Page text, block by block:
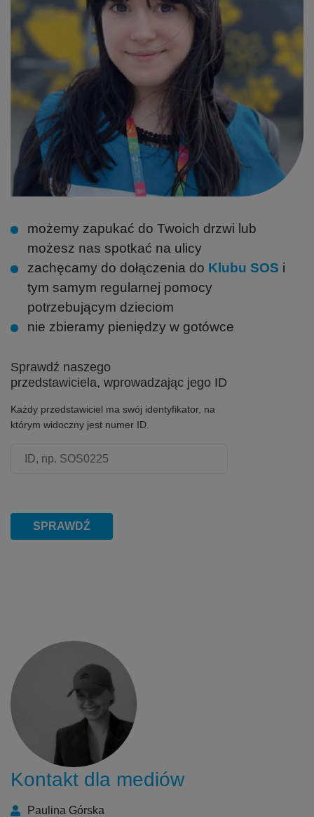
możemy zapukać do Twoich drzwi lub
możesz nas spotkać na ulicy
zachęcamy do dołączenia do Klubu SOS i
tym samym regularnej pomocy
potrzebującym dzieciom
nie zbieramy pieniędzy w gotówce
Sprawdź naszego
przedstawiciela, wprowadzając jego ID
Każdy przedstawiciel ma swój identyfikator, na
którym widoczny jest numer ID.
SPRAWDŹ
Kontakt dla mediów
Paulina Górska